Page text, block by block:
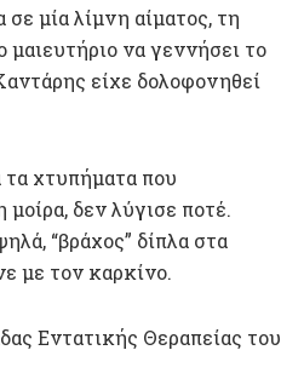
μία λίμνη αίματος, τη
μαιευτήριο να γεννήσει το
είχε δολοφονηθεί
τα χτυπήματα που
δεν λύγισε ποτέ.
“βράχος” δίπλα στα
με τον καρκίνο.
Εντατικής Θεραπείας του